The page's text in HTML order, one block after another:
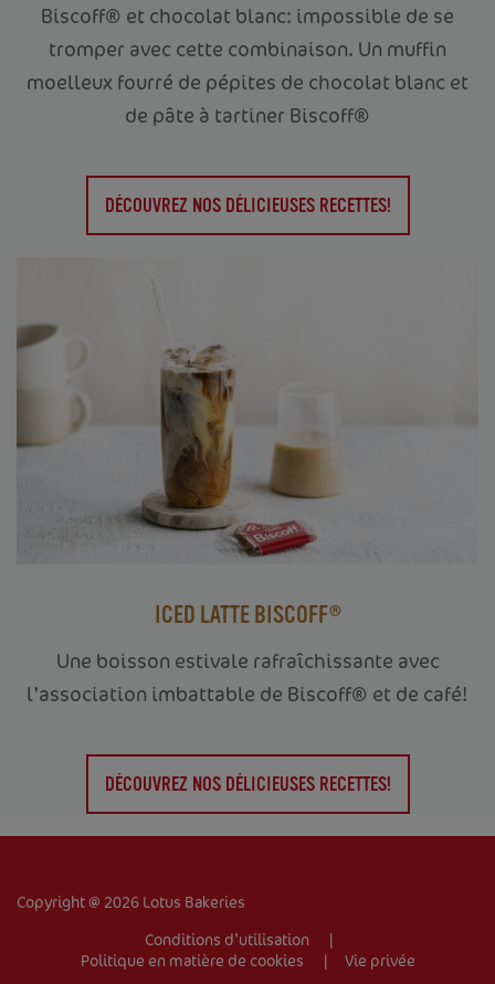
VOTRE ENTREPRISE
PRODUITS
TRADEMARK
Biscoff® et chocolat blanc: impossible de se
tromper avec cette combinaison. Un muffin
moelleux fourré de pépites de chocolat blanc et
de pâte à tartiner Biscoff®
DÉCOUVREZ NOS DÉLICIEUSES RECETTES!
ICED LATTE BISCOFF®
Une boisson estivale rafraîchissante avec
l’association imbattable de Biscoff® et de café!
DÉCOUVREZ NOS DÉLICIEUSES RECETTES!
Copyright @ 2026 Lotus Bakeries
Conditions d’utilisation
Politique en matière de cookies
Vie privée